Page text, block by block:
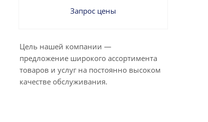
Запрос цены
Цель нашей компании —
предложение широкого ассортимента
товаров и услуг на постоянно высоком
качестве обслуживания.